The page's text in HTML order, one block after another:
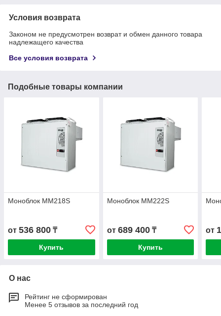
Условия возврата
Законом не предусмотрен возврат и обмен данного товара
надлежащего качества
Все условия возврата
Подобные товары компании
Моноблок MM218S
от 536 800 ₸
Купить
Моноблок MM222S
от 689 400₸
Купить
от
О нас
Рейтинг не сформирован
Менее 5 отзывов за последний год